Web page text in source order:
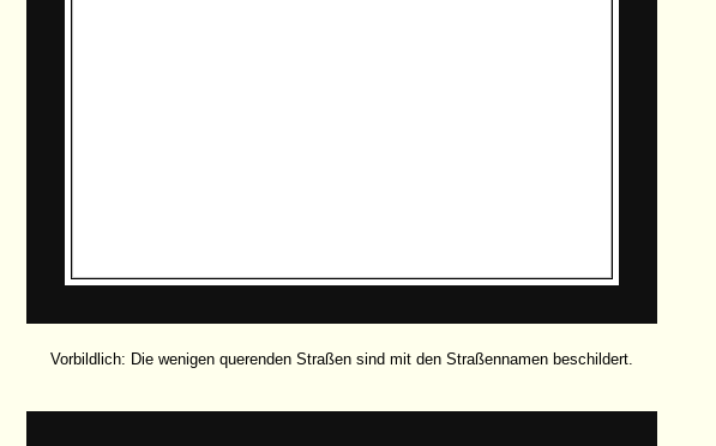
Vorbildlich: Die wenigen querenden Straßen sind mit den Straßennamen beschildert.